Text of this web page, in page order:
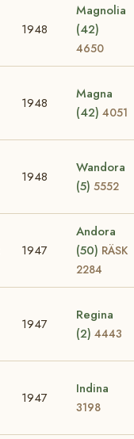
1948
Magnolia
(42)
4650
1948
Magna
(42) 4051
1948
Wandora
(5) 5552
1947
Andora
(50) RÄSK
2284
1947
Regina
(2) 4443
1947
Indina
3198